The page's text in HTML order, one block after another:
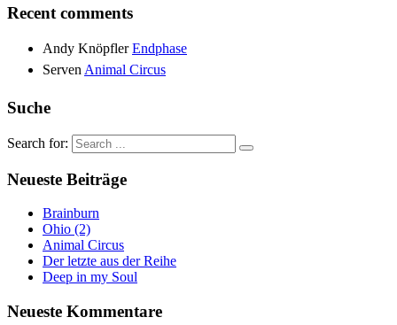
Recent comments
Andy KnöpflerEndphase
Serven Animal Circus
Suche
Search for:
Neueste Beiträge
Brainburn
Ohio (2)
Animal Circus
Der letzte aus der Reihe
Deep in my Soul
Neueste Kommentare